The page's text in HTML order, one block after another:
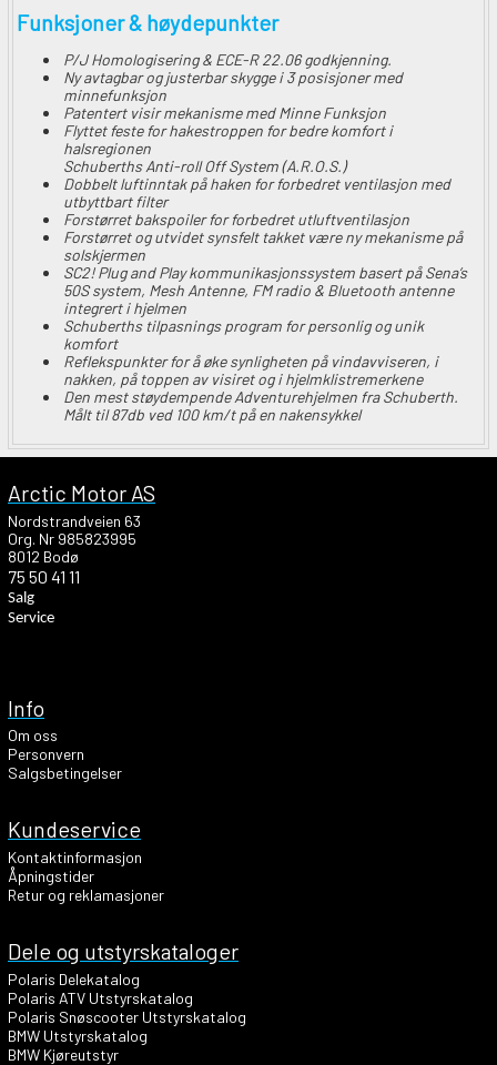
Funksjoner & høydepunkter
P/J Homologisering & ECE-R 22.06 godkjenning.
Ny avtagbar og justerbar skygge i 3 posisjoner med
minnefunksjon
Patentert visir mekanisme med Minne Funksjon
Flyttet feste for hakestroppen for bedre komfort i
halsregionen
Schuberths Anti-roll Off System (A.R.O.S.)
Dobbelt luftinntak på haken for forbedret ventilasjon med
utbyttbart filter
Forstørret bakspoiler for forbedret utluftventilasjon
Forstørret og utvidet synsfelt takket være ny mekanisme på
solskjermen
SC2! Plug and Play kommunikasjonssystem basert på Sena’s
50S system, Mesh Antenne, FM radio & Bluetooth antenne
integrert i hjelmen
Schuberths tilpasnings program for personlig og unik
komfort
Reflekspunkter for å øke synligheten på vindavviseren, i
nakken, på toppen av visiret og i hjelmklistremerkene
Den mest støydempende Adventurehjelmen fra Schuberth.
Målt til 87db ved 100 km/t på en nakensykkel
Info
Om oss
Personvern
Salgsbetingelser
Kundeservice
Kontaktinformasjon
Åpningstider
Retur og reklamasjoner
Dele og utstyrskataloger
Polaris Delekatalog
Polaris ATV Utstyrskatalog
Polaris Snøscooter Utstyrskatalog
BMW Utstyrskatalog
BMW Kjøreutstyr
Arctic Motor AS
Nordstrandveien 63
Org. Nr 985823995
8012 Bodø
75 50 41 11
Salg
Service